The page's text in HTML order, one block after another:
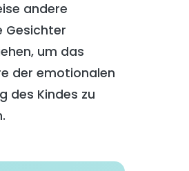
andere
Gesichter
um das
der emotionalen
des Kindes zu